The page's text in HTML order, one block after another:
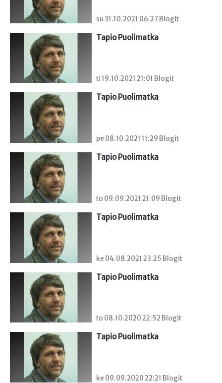
su 31.10.2021 06:27 Blogit
Tapio Puolimatka
ti 19.10.2021 21:01 Blogit
Tapio Puolimatka
pe 08.10.2021 11:29 Blogit
Tapio Puolimatka
to 09.09.2021 21:09 Blogit
Tapio Puolimatka
ke 04.08.2021 23:25 Blogit
Tapio Puolimatka
to 08.10.2020 22:52 Blogit
Tapio Puolimatka
ke 09.09.2020 22:21 Blogit